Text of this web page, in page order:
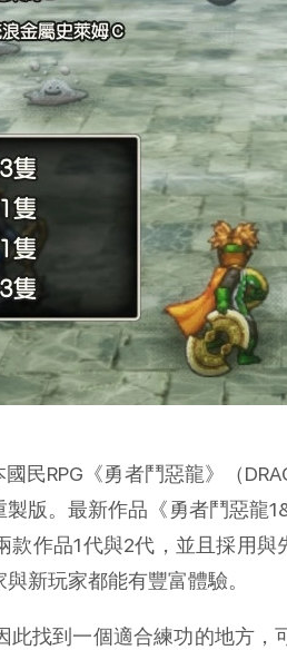
民RPG《勇者鬥惡龍》（
版。最新作品《勇者鬥惡龍
作品1代與2代，並且採用
新玩家都能有豐富體驗。
找到一個適合練功的地方